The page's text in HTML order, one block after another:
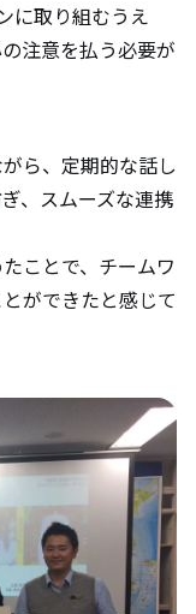
に取り組むうえ
注意を払う必要が
ら、定期的な話し
、スムーズな連携
ことで、チームワ
ができたと感じて